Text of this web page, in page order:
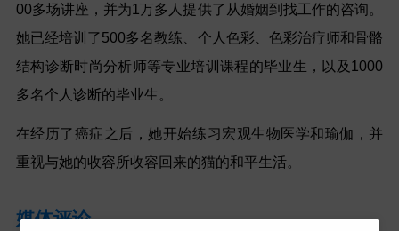
00多场讲座，并为1万多人提供了从婚姻到找工作的咨询。
她已经培训了500多名教练、个人色彩、色彩治疗师和骨骼
结构诊断时尚分析师等专业培训课程的毕业生，以及1000
多名个人诊断的毕业生。
在经历了癌症之后，她开始练习宏观生物医学和瑜伽，并
重视与她的收容所收容回来的猫的和平生活。
媒体评论